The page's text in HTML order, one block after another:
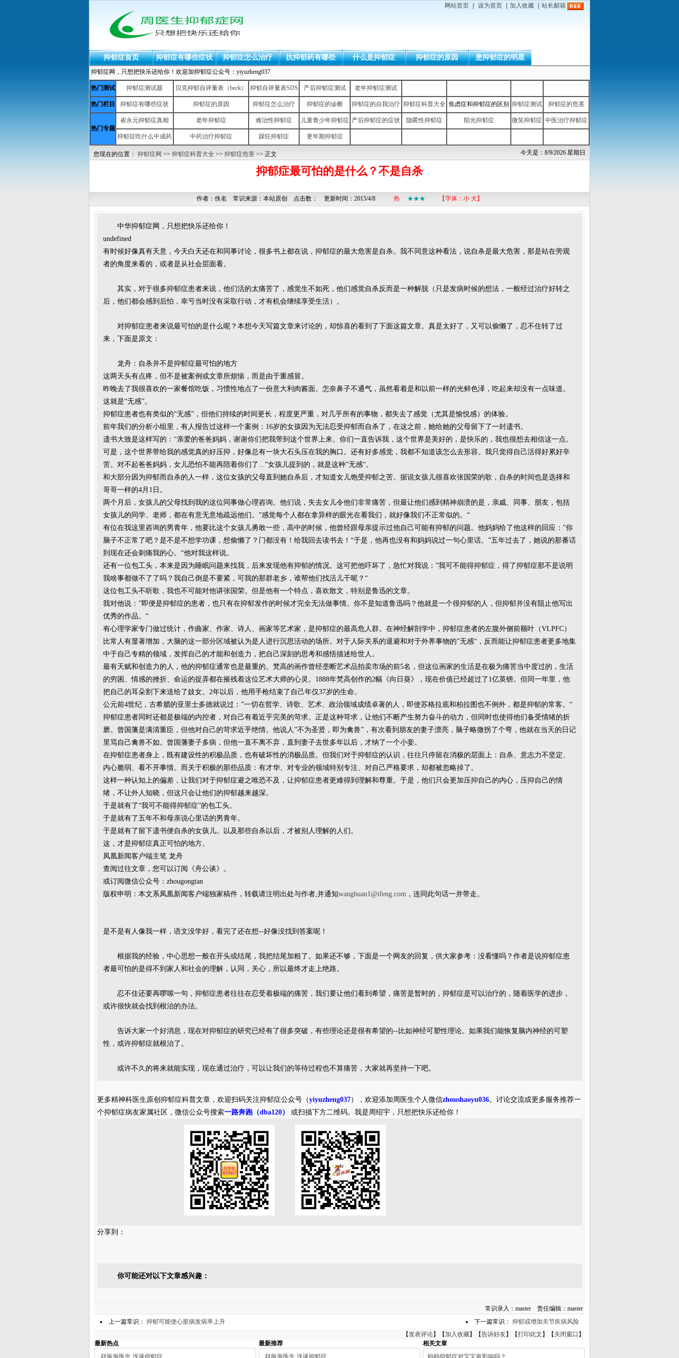
网站首页 设为首页 加入收藏 站长邮箱
抑郁症首页 抑郁症有哪些症状 抑郁症怎么治疗 抗抑郁药有哪些 什么是抑郁症 抑郁症的原因 患抑郁症的明星
抑郁症网，只想把快乐还给你！欢迎加抑郁症公众号：yiyuzheng037
热门测试 抑郁症测试题 贝克抑郁自评量表（beck） 抑郁自评量表SDS 产后抑郁症测试 老年抑郁症测试
热门栏目 抑郁症有哪些症状 抑郁症的原因 抑郁症怎么治疗 抑郁症的诊断 抑郁症的自我治疗 抑郁症科普大全 焦虑症和抑郁症的区别 抑郁症测试 抑郁症的危害
热门专题
崔永元抑郁症真相 老年抑郁症 难治性抑郁症 儿童青少年抑郁症 产后抑郁症的症状 隐匿性抑郁症 阳光抑郁症 微笑抑郁症 中医治疗抑郁症
抑郁症吃什么中成药 中药治疗抑郁症 躁狂抑郁症 更年期抑郁症
今天是：8/9/2026 星期日
您现在的位置： 抑郁症网 >> 抑郁症科普大全 >> 抑郁症危害 >> 正文
抑郁症最可怕的是什么？不是自杀
作者：佚名 常识来源：本站原创 点击数： 更新时间：2015/4/8 热 ★★★ 【字体： 小 大】
中华抑郁症网，只想把快乐还给你！
undefined
有时候好像真有天意，今天白天还在和同事讨论，很多书上都在说，抑郁症的最大危害是自杀。我不同意这种看法，说自杀是最大危害，那是站在旁观
者的角度来看的，或者是从社会层面看。
其实，对于很多抑郁症患者来说，他们活的太痛苦了，感觉生不如死，他们感觉自杀反而是一种解脱（只是发病时候的想法，一般经过治疗好转之
后，他们都会感到后怕，幸亏当时没有采取行动，才有机会继续享受生活）。
对抑郁症患者来说最可怕的是什么呢？本想今天写篇文章来讨论的，却惊喜的看到了下面这篇文章。真是太好了，又可以偷懒了，忍不住转了过
来，下面是原文：
龙舟：自杀并不是抑郁症最可怕的地方
这两天头有点疼，但不是被案例或文章所烦恼，而是由于重感冒。
昨晚去了我很喜欢的一家餐馆吃饭，习惯性地点了一份意大利肉酱面。怎奈鼻子不通气，虽然看着是和以前一样的光鲜色泽，吃起来却没有一点味道。
这就是“无感”。
抑郁症患者也有类似的“无感”，但他们持续的时间更长，程度更严重，对几乎所有的事物，都失去了感觉（尤其是愉悦感）的体验。
前年我们的分析小组里，有人报告过这样一个案例：16岁的女孩因为无法忍受抑郁而自杀了，在这之前，她给她的父母留下了一封遗书。
遗书大致是这样写的：“亲爱的爸爸妈妈，谢谢你们把我带到这个世界上来。你们一直告诉我，这个世界是美好的，是快乐的，我也很想去相信这一点。
可是，这个世界带给我的感觉真的好压抑，好像总有一块大石头压在我的胸口。还有好多感觉，我都不知道该怎么去形容。我只觉得自己活得好累好辛
苦。对不起爸爸妈妈，女儿恐怕不能再陪着你们了...”女孩儿提到的，就是这种”无感“。
和大部分因为抑郁而自杀的人一样，这位女孩的父母直到她自杀后，才知道女儿饱受抑郁之苦。据说女孩儿很喜欢张国荣的歌，自杀的时间也是选择和
哥哥一样的4月1日。
两个月后，女孩儿的父母找到我的这位同事做心理咨询。他们说，失去女儿令他们非常痛苦，但最让他们感到精神崩溃的是，亲戚、同事、朋友，包括
女孩儿的同学、老师，都在有意无意地疏远他们。”感觉每个人都在拿异样的眼光在看我们，就好像我们不正常似的。“
有位在我这里咨询的男青年，他要比这个女孩儿勇敢一些，高中的时候，他曾经跟母亲提示过他自己可能有抑郁的问题。他妈妈给了他这样的回应：”你
脑子不正常了吧？是不是不想学功课，想偷懒了？门都没有！给我回去读书去！“于是，他再也没有和妈妈说过一句心里话。”五年过去了，她说的那番话
到现在还会刺痛我的心。“他对我这样说。
还有一位包工头，本来是因为睡眠问题来找我，后来发现他有抑郁的情况。这可把他吓坏了，急忙对我说：”我可不能得抑郁症，得了抑郁症那不是说明
我啥事都做不了了吗？我自己倒是不要紧，可我的那群老乡，谁帮他们找活儿干呢？“
这位包工头不听歌，我也不可能对他讲张国荣。但是他有一个特点，喜欢散文，特别是鲁迅的文章。
我对他说：”即便是抑郁症的患者，也只有在抑郁发作的时候才完全无法做事情。你不是知道鲁迅吗？他就是一个很抑郁的人，但抑郁并没有阻止他写出
优秀的作品。“
有心理学家专门做过统计，作曲家、作家、诗人、画家等艺术家，是抑郁症的最高危人群。在神经解剖学中，抑郁症患者的左腹外侧前额叶（VLPFC）
比常人有显著增加，大脑的这一部分区域被认为是人进行沉思活动的场所。对于人际关系的退避和对于外界事物的”无感“，反而能让抑郁症患者更多地集
中于自己专精的领域，发挥自己的才能和创造力，把自己深刻的思考和感悟描述给世人。
最有天赋和创造力的人，他的抑郁症通常也是最重的。梵高的画作曾经垄断艺术品拍卖市场的前5名，但这位画家的生活是在极为痛苦当中度过的，生活
的穷困、情感的挫折、命运的捉弄都在摧残着这位艺术大师的心灵。1888年梵高创作的2幅《向日葵》，现在价值已经超过了1亿英镑。但同一年里，他
把自己的耳朵割下来送给了妓女。2年以后，他用手枪结束了自己年仅37岁的生命。
公元前4世纪，古希腊的亚里士多德就说过：”一切在哲学、诗歌、艺术、政治领域成绩卓著的人，即使苏格拉底和柏拉图也不例外，都是抑郁的常客。“
抑郁症患者同时还都是极端的内控者，对自己有着近乎完美的苛求。正是这种苛求，让他们不断产生努力奋斗的动力，但同时也使得他们备受情绪的折
磨。曾国藩是满清重臣，但他对自己的苛求近乎绝情。他说人”不为圣贤，即为禽兽”，有次看到朋友的妻子漂亮，脑子略微拐了个弯，他就在当天的日记
里骂自己禽兽不如。曾国藩妻子多病，但他一直不离不弃，直到妻子去世多年以后，才纳了一个小妾。
在抑郁症患者身上，既有建设性的积极品质，也有破坏性的消极品质。但我们对于抑郁症的认识，往往只停留在消极的层面上：自杀、意志力不坚定、
内心脆弱、看不开事情。而关于积极的那些品质：有才华、对专业的领域特别专注、对自己严格要求，却都被忽略掉了。
这样一种认知上的偏差，让我们对于抑郁症避之唯恐不及，让抑郁症患者更难得到理解和尊重。于是，他们只会更加压抑自己的内心，压抑自己的情
绪，不让外人知晓，但这只会让他们的抑郁越来越深。
于是就有了“我可不能得抑郁症”的包工头。
于是就有了五年不和母亲说心里话的男青年。
于是就有了留下遗书便自杀的女孩儿。以及那些自杀以后，才被别人理解的人们。
这，才是抑郁症真正可怕的地方。
凤凰新闻客户端主笔 龙舟
查阅过往文章，您可以订阅《舟公谈》。
或订阅微信公众号：zhougongtan
版权申明：本文系凤凰新闻客户端独家稿件，转载请注明出处与作者,并通知wanghuan1@ifeng.com ，连同此句话一并带走。
是不是有人像我一样，语文没学好，看完了还在想--好像没找到答案呢！
根据我的经验，中心思想一般在开头或结尾，我把结尾加粗了。如果还不够，下面是一个网友的回复，供大家参考：没看懂吗？作者是说抑郁症患
者最可怕的是得不到家人和社会的理解，认同，关心，所以最终才走上绝路。
忍不住还要再啰嗦一句，抑郁症患者往往在忍受着极端的痛苦，我们要让他们看到希望，痛苦是暂时的，抑郁症是可以治疗的，随着医学的进步，
或许很快就会找到根治的办法。
告诉大家一个好消息，现在对抑郁症的研究已经有了很多突破，有些理论还是很有希望的--比如神经可塑性理论。如果我们能恢复脑内神经的可塑
性，或许抑郁症就根治了。
或许不久的将来就能实现，现在通过治疗，可以让我们的等待过程也不算痛苦，大家就再坚持一下吧。
更多精神科医生原创抑郁症科普文章，欢迎扫码关注抑郁症公众号（yiyuzheng037），欢迎添加周医生个人微信zhoushaoyu036。讨论交流或更多服务推荐一
个抑郁症病友家属社区，微信公众号搜索一路奔跑（dba120） 或扫描下方二维码。我是周绍宇，只想把快乐还给你！
分享到：
你可能还对以下文章感兴趣：
常识录入：master 责任编辑：master
上一篇常识： 抑郁可能使心脏病发病率上升 下一篇常识： 抑郁或增加关节疾病风险
【发表评论】【加入收藏】【告诉好友】【打印此文 】【 关闭窗口 】
最新热点
最新推荐
相关文章
赵振海医生 浅谈抑郁症
赵振海医生 浅谈抑郁症 妈妈抑郁症对宝宝有影响吗？